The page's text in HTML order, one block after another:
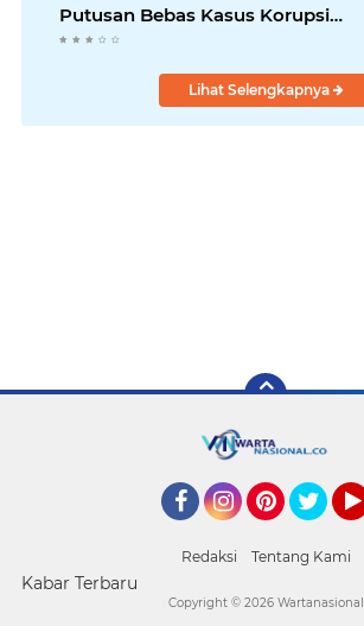
Putusan Bebas Kasus Korupsi
Wastafel
Lihat Selengkapnya
Redaksi Tentang Kami
Kabar Terbaru
Copyright © 2026 Wartanasional